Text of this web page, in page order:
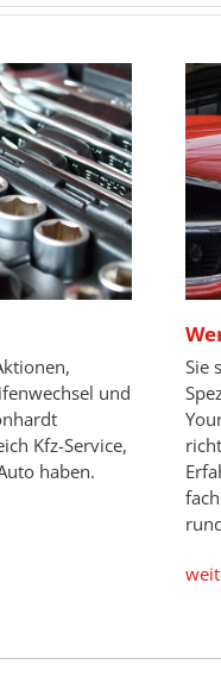
und
Kfz-Service,
haben.
Sie